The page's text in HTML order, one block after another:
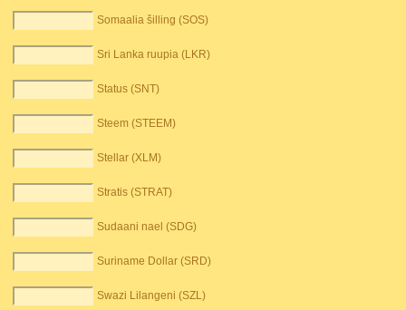
Somaalia šilling (SOS)
Sri Lanka ruupia (LKR)
Status (SNT)
Steem (STEEM)
Stellar (XLM)
Stratis (STRAT)
Sudaani nael (SDG)
Suriname Dollar (SRD)
Swazi Lilangeni (SZL)